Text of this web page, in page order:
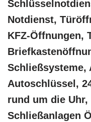
Notdienst,
KFZ-Öffnungen,
Schließsysteme,
Autoschlüssel,
rund um die
Schließanlagen